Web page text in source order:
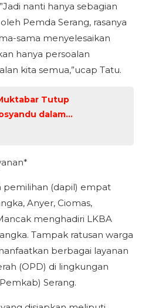
nanti hanya sebagian
Pemda Serang, rasanya
sama menyelesaikan
hanya persoalan
kita semua,”ucap Tatu.
Tutup
dalam
pemilihan (dapil) empat
Anyer, Ciomas,
menghadiri LKBA
Tampak ratusan warga
berbagai layanan
(OPD) di lingkungan
Serang.